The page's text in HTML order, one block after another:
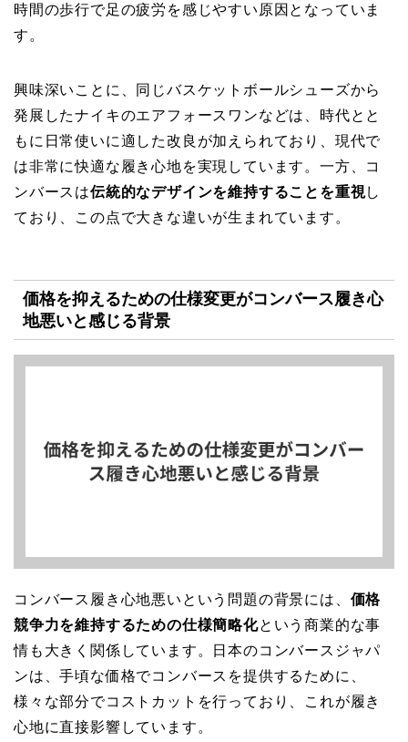
時間の歩行で足の疲労を感じやすい原因となっていま
す。
興味深いことに、同じバスケットボールシューズから
発展したナイキのエアフォースワンなどは、時代とと
もに日常使いに適した改良が加えられており、現代で
は非常に快適な履き心地を実現しています。一方、コ
ンバースは伝統的なデザインを維持することを重視し
ており、この点で大きな違いが生まれています。
価格を抑えるための仕様変更がコンバース履き心
地悪いと感じる背景
コンバース履き心地悪いという問題の背景には、 価格
競争力を維持するための仕様簡略化という商業的な事
情も大きく関係しています。日本のコンバースジャパ
ンは、手頃な価格でコンバースを提供するために、
様々な部分でコストカットを行っており、これが履き
心地に直接影響しています。